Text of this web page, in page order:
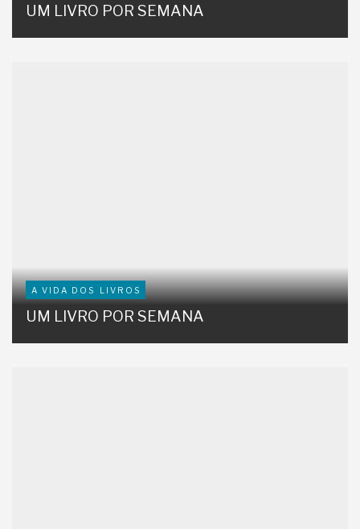
UM LIVRO POR SEMANA
A VIDA DOS LIVROS
UM LIVRO POR SEMANA